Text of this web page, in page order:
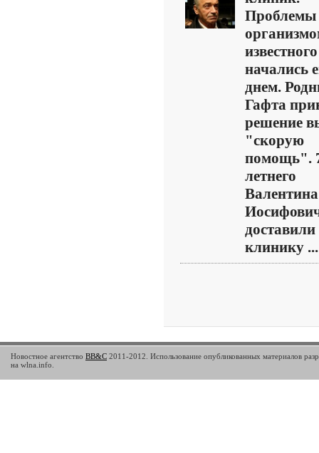
Проблемы
начались
днем.
Гафта
решение
"скорую
помощь".
летнего
Валентина
доставили
клинику ...
Новостное агентство BB&C 2011-2012. Использование опубликованных материалов
на wlna.info.